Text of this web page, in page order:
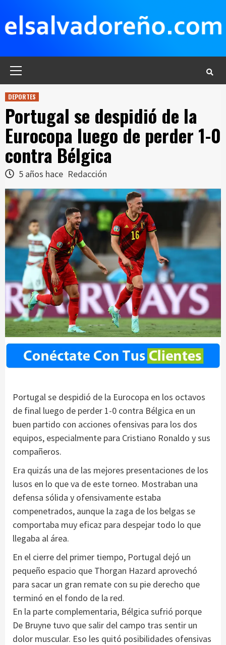
contenido
DEPORTES
Portugal se despidió de la
Eurocopa luego de perder 1-0
contra Bélgica
5 años hace Redacción
Portugal se despidió de la Eurocopa en los octavos
de final luego de perder 1-0 contra Bélgica en un
buen partido con acciones ofensivas para los dos
equipos, especialmente para Cristiano Ronaldo y sus
compañeros.
Era quizás una de las mejores presentaciones de los
lusos en lo que va de este torneo. Mostraban una
defensa sólida y ofensivamente estaba
compenetrados, aunque la zaga de los belgas se
comportaba muy eficaz para despejar todo lo que
llegaba al área.
En el cierre del primer tiempo, Portugal dejó un
pequeño espacio que Thorgan Hazard aprovechó
para sacar un gran remate con su pie derecho que
terminó en el fondo de la red.
En la parte complementaria, Bélgica sufrió porque
De Bruyne tuvo que salir del campo tras sentir un
dolor muscular. Eso les quitó posibilidades ofensivas